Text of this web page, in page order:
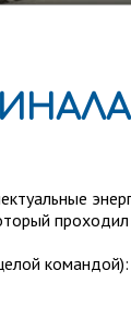
командой):